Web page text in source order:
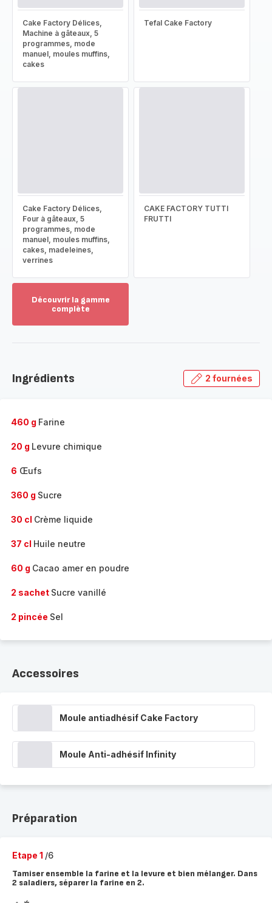
Cake Factory Délices,
Machine à gâteaux, 5
programmes, mode
manuel, moules muffins,
cakes
Tefal Cake Factory
Cake Factory Délices,
Four à gâteaux, 5
programmes, mode
manuel, moules muffins,
cakes, madeleines,
verrines
CAKE FACTORY TUTTI
FRUTTI
Découvrir la gamme
complète
gamme
Ingrédients 2 fournées
460 g Farine
20 g Levure chimique
6 Œufs
360 g Sucre
30 cl Crème liquide
37 cl Huile neutre
60 g Cacao amer en poudre
2 sachet Sucre vanillé
2 pincée Sel
Accessoires
Moule antiadhésif Cake Factory
Moule Anti-adhésif Infinity
Préparation
Etape 1 /6
Tamiser ensemble la farine et la levure et bien mélanger. Dans
2 saladiers, séparer la farine en 2.